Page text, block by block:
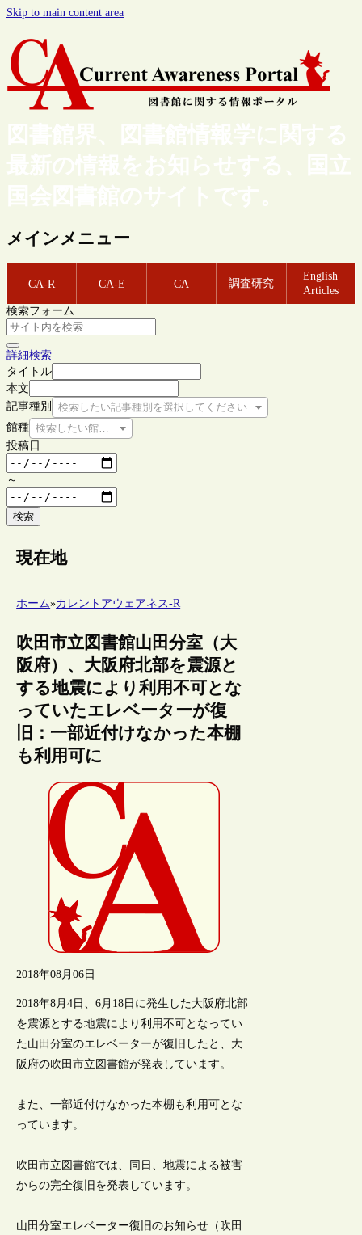
Skip to main content area
図書館界、図書館情報学に関する
最新の情報をお知らせする、国立
国会図書館のサイトです。
メインメニュー
CA-R CA-E CA 調査研究
English
Articles
検索フォーム
詳細検索
タイトル
本文
記事種別
検索したい記事種別を選択してください
館種 検索したい館種を選択してください
投稿日
～
検索
現在地
ホーム»カレントアウェアネス-R
吹田市立図書館山田分室（大
阪府）、大阪府北部を震源と
する地震により利用不可とな
っていたエレベーターが復
旧：一部近付けなかった本棚
も利用可に
2018年08月06日
2018年8月4日、6月18日に発生した大阪府北部
を震源とする地震により利用不可となってい
た山田分室のエレベーターが復旧したと、大
阪府の吹田市立図書館が発表しています。
また、一部近付けなかった本棚も利用可とな
っています。
吹田市立図書館では、同日、地震による被害
からの完全復旧を発表しています。
山田分室エレベーター復旧のお知らせ（吹田